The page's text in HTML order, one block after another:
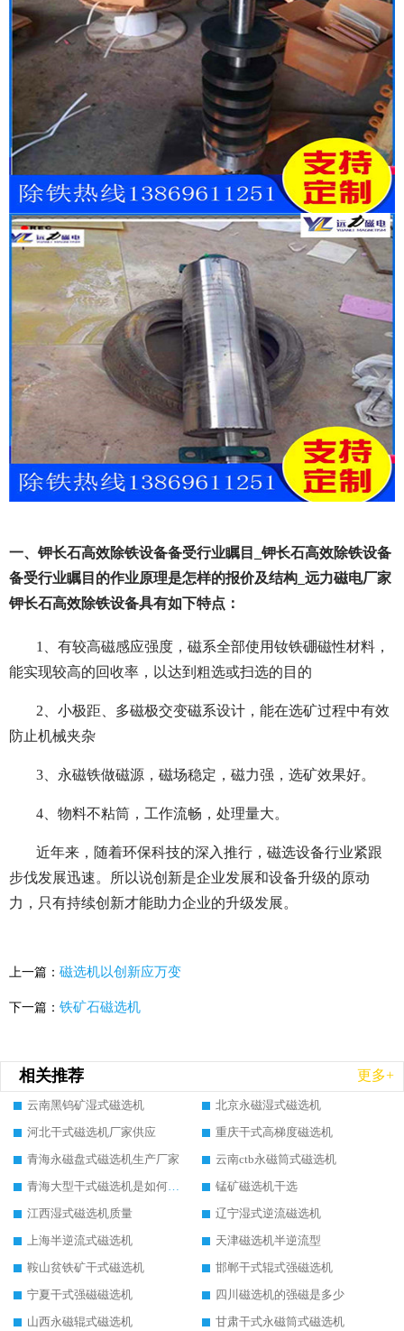
一、钾长石高效除铁设备备受行业瞩目_钾长石高效除铁设备
备受行业瞩目的作业原理是怎样的报价及结构_远力磁电厂家
钾长石高效除铁设备具有如下特点：
1、有较高磁感应强度，磁系全部使用钕铁硼磁性材料，
能实现较高的回收率，以达到粗选或扫选的目的
2、小极距、多磁极交变磁系设计，能在选矿过程中有效
防止机械夹杂
3、永磁铁做磁源，磁场稳定，磁力强，选矿效果好。
4、物料不粘筒，工作流畅，处理量大。
近年来，随着环保科技的深入推行，磁选设备行业紧跟
步伐发展迅速。所以说创新是企业发展和设备升级的原动
力，只有持续创新才能助力企业的升级发展。
上一篇： 磁选机以创新应万变
下一篇： 铁矿石磁选机
相关推荐 更多+
云南黑钨矿湿式磁选机
北京永磁湿式磁选机
河北干式磁选机厂家供应
重庆干式高梯度磁选机
青海永磁盘式磁选机生产厂家
云南ctb永磁筒式磁选机
青海大型干式磁选机是如何选矿的
锰矿磁选机干选
江西湿式磁选机质量
辽宁湿式逆流磁选机
上海半逆流式磁选机
天津磁选机半逆流型
鞍山贫铁矿干式磁选机
邯郸干式辊式强磁选机
宁夏干式强磁磁选机
四川磁选机的强磁是多少
山西永磁辊式磁选机
甘肃干式永磁筒式磁选机